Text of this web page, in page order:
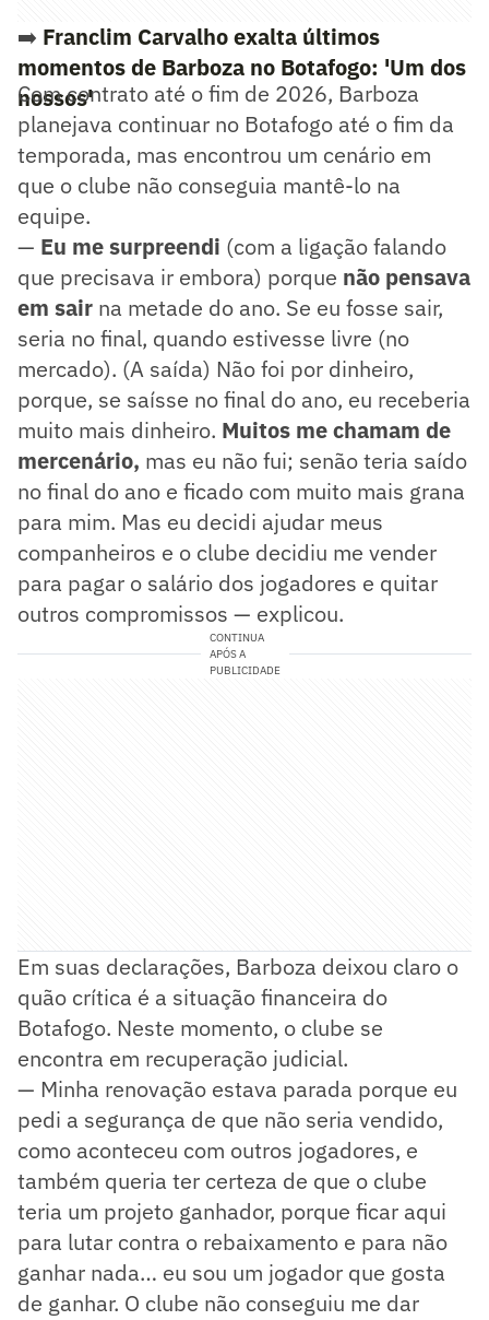
➡️ Franclim Carvalho exalta últimos
momentos de Barboza no Botafogo: 'Um dos
nossos'
Com contrato até o fim de 2026, Barboza
planejava continuar no Botafogo até o fim da
temporada, mas encontrou um cenário em
que o clube não conseguia mantê-lo na
equipe.
— Eu me surpreendi (com a ligação falando
que precisava ir embora) porque não pensava
em sair na metade do ano. Se eu fosse sair,
seria no final, quando estivesse livre (no
mercado). (A saída) Não foi por dinheiro,
porque, se saísse no final do ano, eu receberia
muito mais dinheiro. Muitos me chamam de
mercenário, mas eu não fui; senão teria saído
no final do ano e ficado com muito mais grana
para mim. Mas eu decidi ajudar meus
companheiros e o clube decidiu me vender
para pagar o salário dos jogadores e quitar
outros compromissos — explicou.
CONTINUA
APÓS A
PUBLICIDADE
Em suas declarações, Barboza deixou claro o
quão crítica é a situação financeira do
Botafogo. Neste momento, o clube se
encontra em recuperação judicial.
— Minha renovação estava parada porque eu
pedi a segurança de que não seria vendido,
como aconteceu com outros jogadores, e
também queria ter certeza de que o clube
teria um projeto ganhador, porque ficar aqui
para lutar contra o rebaixamento e para não
ganhar nada… eu sou um jogador que gosta
de ganhar. O clube não conseguiu me dar